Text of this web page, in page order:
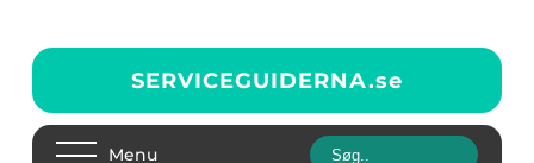
SERVICEGUIDERNA.se
Menu